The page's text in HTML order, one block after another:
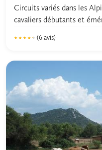
Circuits variés dans les
cavaliers débutants et
★★★★★
★★★★★ (6 avis)